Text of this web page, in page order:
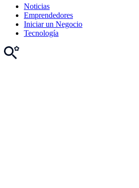
Noticias
Emprendedores
Iniciar un Negocio
Tecnología